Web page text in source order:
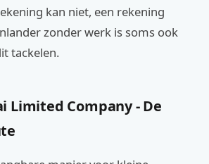
kan niet, een rekening
zonder werk is soms ook
tackelen.
Limited Company - De